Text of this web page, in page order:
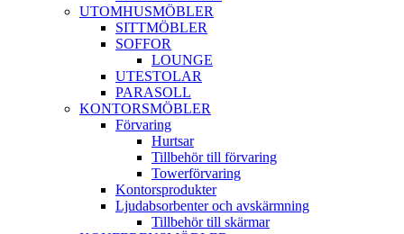
UTOMHUSMÖBLER
SITTMÖBLER
SOFFOR
LOUNGE
UTESTOLAR
PARASOLL
KONTORSMÖBLER
Förvaring
Hurtsar
Tillbehör till förvaring
Towerförvaring
Kontorsprodukter
Ljudabsorbenter och avskärmning
Tillbehör till skärmar